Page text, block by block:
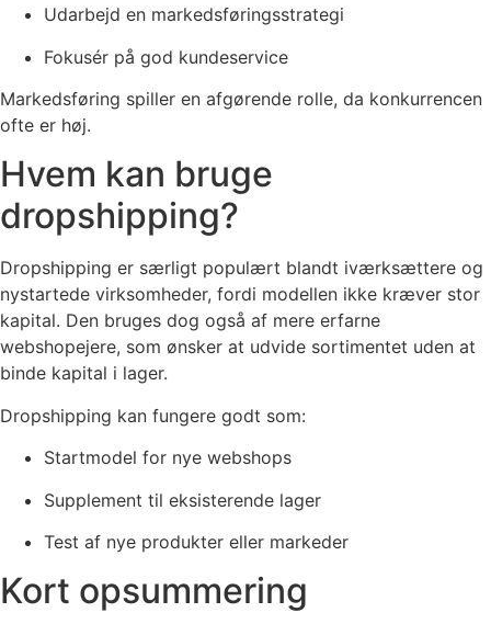
Udarbejd en markedsføringsstrategi
Fokusér på god kundeservice
Markedsføring spiller en afgørende rolle, da konkurrencen
ofte er høj.
Hvem kan bruge
dropshipping?
Dropshipping er særligt populært blandt iværksættere og
nystartede virksomheder, fordi modellen ikke kræver stor
kapital. Den bruges dog også af mere erfarne
webshopejere, som ønsker at udvide sortimentet uden at
binde kapital i lager.
Dropshipping kan fungere godt som:
Startmodel for nye webshops
Supplement til eksisterende lager
Test af nye produkter eller markeder
Kort opsummering